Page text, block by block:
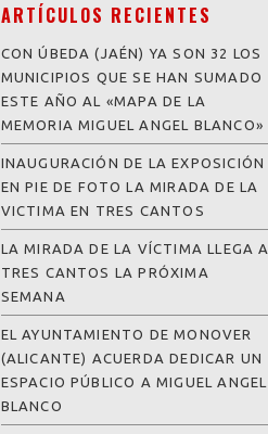
ARTÍCULOS RECIENTES
CON ÚBEDA (JAÉN) YA SON 32 LOS
MUNICIPIOS QUE SE HAN SUMADO
ESTE AÑO AL «MAPA DE LA
MEMORIA MIGUEL ANGEL BLANCO»
INAUGURACIÓN DE LA EXPOSICIÓN
EN PIE DE FOTO LA MIRADA DE LA
VICTIMA EN TRES CANTOS
LA MIRADA DE LA VÍCTIMA LLEGA A
TRES CANTOS LA PRÓXIMA
SEMANA
EL AYUNTAMIENTO DE MONOVER
(ALICANTE) ACUERDA DEDICAR UN
ESPACIO PÚBLICO A MIGUEL ANGEL
BLANCO